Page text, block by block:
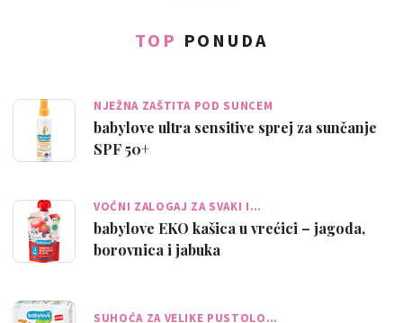
TOP PONUDA
NJEŽNA ZAŠTITA POD SUNCEM
babylove ultra sensitive sprej za sunčanje
SPF 50+
VOĆNI ZALOGAJ ZA SVAKI I…
babylove EKO kašica u vrećici – jagoda,
borovnica i jabuka
SUHOĆA ZA VELIKE PUSTOLO…